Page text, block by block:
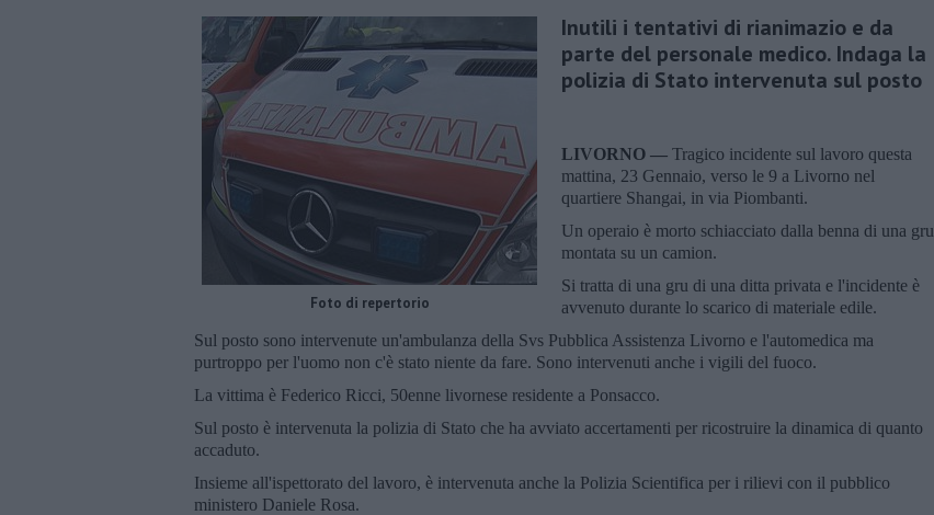
Foto di repertorio
Inutili i tentativi di rianimazio e da
parte del personale medico. Indaga la
polizia di Stato intervenuta sul posto
LIVORNO — Tragico incidente sul lavoro questa
mattina, 23 Gennaio, verso le 9 a Livorno nel
quartiere Shangai, in via Piombanti.
Un operaio è morto schiacciato dalla benna di una gru
montata su un camion.
Si tratta di una gru di una ditta privata e l'incidente è
avvenuto durante lo scarico di materiale edile.
Sul posto sono intervenute un'ambulanza della Svs Pubblica Assistenza Livorno e l'automedica ma
purtroppo per l'uomo non c'è stato niente da fare. Sono intervenuti anche i vigili del fuoco.
La vittima è Federico Ricci, 50enne livornese residente a Ponsacco.
Sul posto è intervenuta la polizia di Stato che ha avviato accertamenti per ricostruire la dinamica di quanto
accaduto.
Insieme all'ispettorato del lavoro, è intervenuta anche la Polizia Scientifica per i rilievi con il pubblico
ministero Daniele Rosa.